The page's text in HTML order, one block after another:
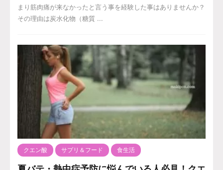
まり筋肉痛が来なかったと言う事を経験した事はありませんか？
その理由は炭水化物（糖質 ...
クエン酸 サプリ＆フード 食生活